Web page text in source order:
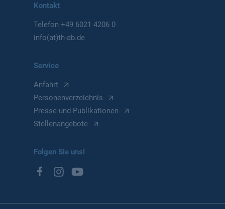
Kontakt
Telefon+49 6021 4206 0
info(at)th-ab.de
Service
Anfahrt
Personenverzeichnis
Presse und Publikationen
Stellenangebote
Folgen Sie uns!